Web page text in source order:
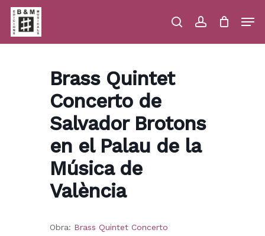
Skip
main
content
searchaccount
Close
Brass Quintet
Concerto de
Salvador Brotons
en el Palau de la
Música de
València
Obra: Brass Quintet Concerto
Menu